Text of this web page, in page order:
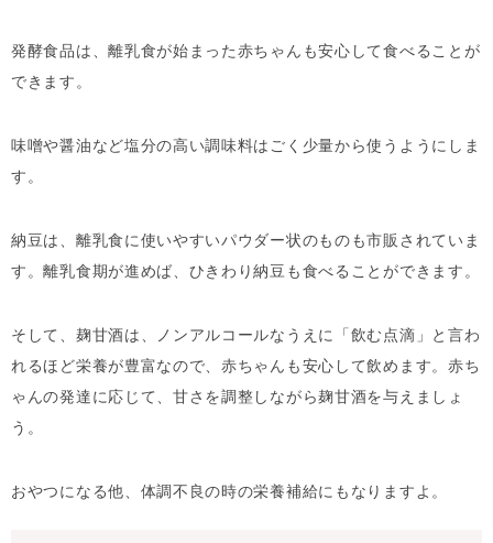
発酵食品は、離乳食が始まった赤ちゃんも安心して食べることが
できます。
味噌や醤油など塩分の高い調味料はごく少量から使うようにしま
す。
納豆は、離乳食に使いやすいパウダー状のものも市販されていま
す。離乳食期が進めば、ひきわり納豆も食べることができます。
そして、麹甘酒は、ノンアルコールなうえに「飲む点滴」と言わ
れるほど栄養が豊富なので、赤ちゃんも安心して飲めます。赤ち
ゃんの発達に応じて、甘さを調整しながら麹甘酒を与えましょ
う。
おやつになる他、体調不良の時の栄養補給にもなりますよ。